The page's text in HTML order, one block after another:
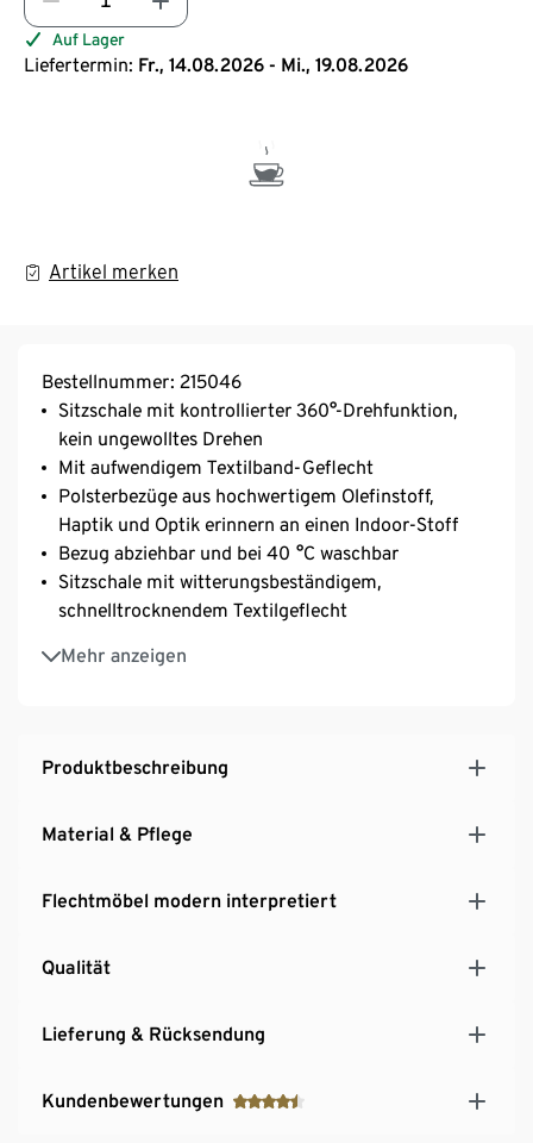
Auf Lager
Liefertermin: Fr., 14.08.2026 - Mi., 19.08.2026
Artikel merken
Bestellnummer: 215046
Sitzschale mit kontrollierter 360°-Drehfunktion,
kein ungewolltes Drehen
Mit aufwendigem Textilband-Geflecht
Polsterbezüge aus hochwertigem Olefinstoff,
Haptik und Optik erinnern an einen Indoor-Stoff
Bezug abziehbar und bei 40 °C waschbar
Sitzschale mit witterungsbeständigem,
schnelltrocknendem Textilgeflecht
Mehr anzeigen
UV- und witterungsbeständig
Produktbeschreibung
Material & Pflege
Flechtmöbel modern interpretiert
Qualität
Lieferung & Rücksendung
Kundenbewertungen